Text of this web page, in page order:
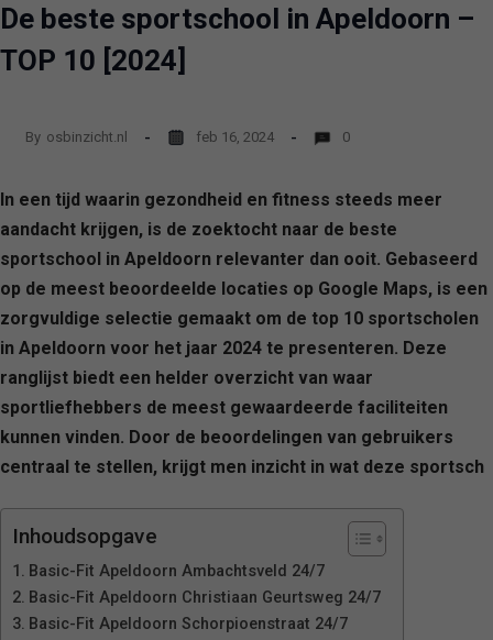
De beste sportschool in Apeldoorn –
TOP 10 [2024]
By osbinzicht.nl feb 16, 2024 0
In een tijd waarin gezondheid en fitness steeds meer
aandacht krijgen, is de zoektocht naar de beste
sportschool in Apeldoorn relevanter dan ooit. Gebaseerd
op de meest beoordeelde locaties op Google Maps, is een
zorgvuldige selectie gemaakt om de top 10 sportscholen
in Apeldoorn voor het jaar 2024 te presenteren. Deze
ranglijst biedt een helder overzicht van waar
sportliefhebbers de meest gewaardeerde faciliteiten
kunnen vinden. Door de beoordelingen van gebruikers
centraal te stellen, krijgt men inzicht in wat deze sportsch
Inhoudsopgave
Basic-Fit Apeldoorn Ambachtsveld 24/7
Basic-Fit Apeldoorn Christiaan Geurtsweg 24/7
Basic-Fit Apeldoorn Schorpioenstraat 24/7